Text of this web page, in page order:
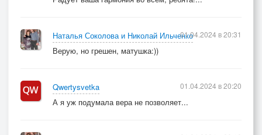
Наталья Соколова и Николай Ильченко
Верую, но грешен, матушка:))
01.04.2024 в 20:31
Qwertysvetka
А я уж подумала вера не позволяет...
01.04.2024 в 20:20